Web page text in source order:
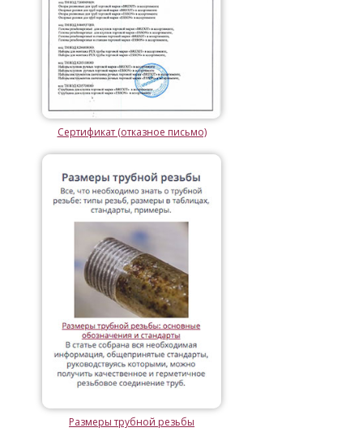
Сертификат (отказное письмо)
Размеры трубной резьбы